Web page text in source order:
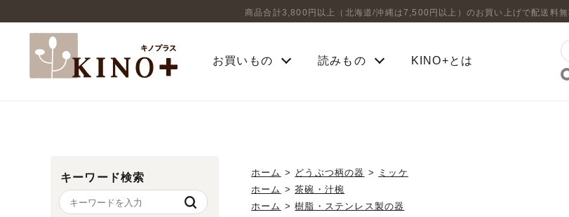
商品合計3,800円以上（北海道/沖縄は7,500円以上）のお買い上げで配送料無
お買いもの 読みもの KINO+とは
キーワード検索 ホーム > どうぶつ柄の器 >
ミッケ
ホーム >茶碗・汁椀
ホーム >樹脂・ステンレス製の器